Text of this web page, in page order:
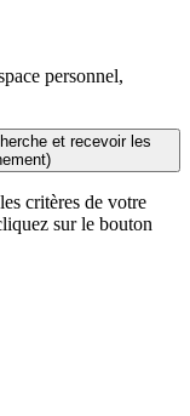
personnel,
et recevoir les
critères de votre
sur le bouton